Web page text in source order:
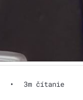
• 3m čítanie